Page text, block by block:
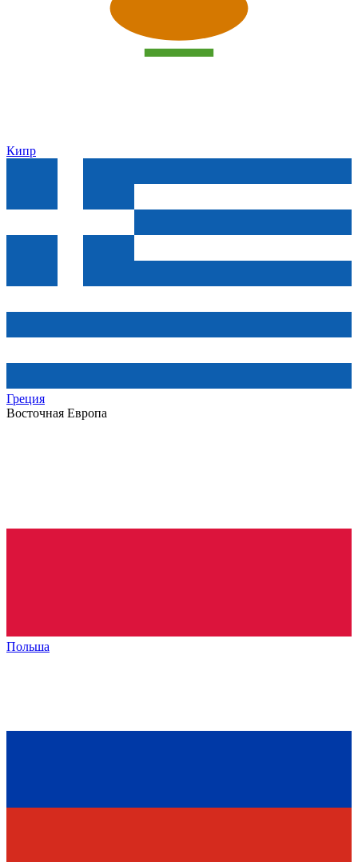
Кипр
Греция
Восточная Европа
Польша